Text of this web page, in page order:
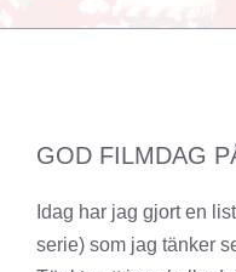
GOD FILMDAG
Idag har jag gjort en
serie) som jag tänker